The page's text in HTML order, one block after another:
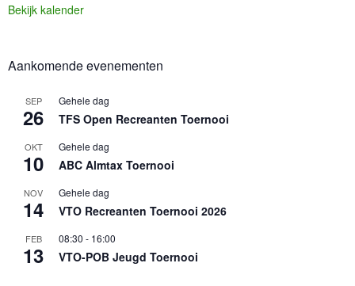
Bekijk kalender
Aankomende evenementen
SEP
26
Gehele dag
TFS Open Recreanten Toernooi
OKT
10
Gehele dag
ABC Almtax Toernooi
NOV
14
Gehele dag
VTO Recreanten Toernooi 2026
FEB
13
08:30 - 16:00
VTO-POB Jeugd Toernooi